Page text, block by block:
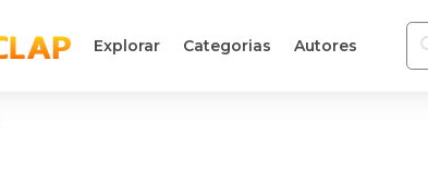
Explorar Categorias Autores